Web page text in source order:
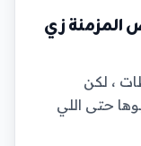
المزمنة زي
، لكن
حتى اللي